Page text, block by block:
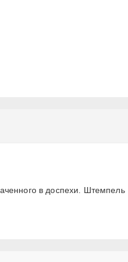
в доспехи. Штемпель